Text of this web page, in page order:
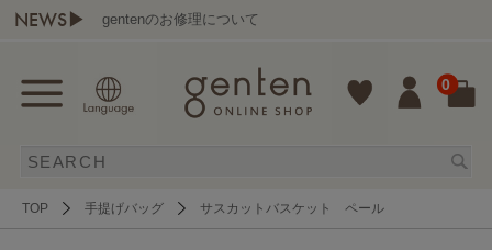
NEWS▶ gentenのお修理について
0
TOP 手提げバッグ サスカットバスケット ペール